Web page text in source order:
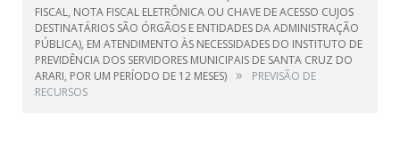
FISCAL, NOTA FISCAL ELETRÔNICA OU CHAVE DE ACESSO CUJOS
DESTINATÁRIOS SÃO ÓRGÃOS E ENTIDADES DA ADMINISTRAÇÃO
PÚBLICA), EM ATENDIMENTO ÀS NECESSIDADES DO INSTITUTO DE
PREVIDÊNCIA DOS SERVIDORES MUNICIPAIS DE SANTA CRUZ DO
ARARI, POR UM PERÍODO DE 12 MESES) »
PREVISÃO DE
RECURSOS